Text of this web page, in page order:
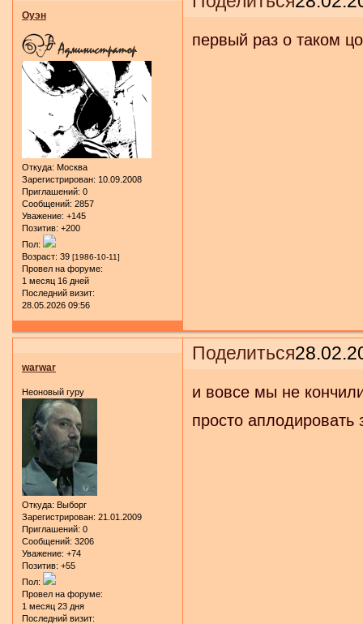
Оуэн
Откуда: Москва
Зарегистрирован: 10.09.2008
Приглашений: 0
Сообщений: 2857
Уважение: +145
Позитив: +200
Пол:
Возраст: 39 [1986-10-11]
Провел на форуме:
1 месяц 16 дней
Последний визит:
28.05.2026 09:56
первый раз о таком
Поделиться
warwar
Неоновый гуру
Откуда: Выборг
Зарегистрирован: 21.01.2009
Приглашений: 0
Сообщений: 3206
Уважение: +74
Позитив: +55
Пол:
Провел на форуме:
1 месяц 23 дня
Последний визит:
и вовсе мы не
просто аплодировать